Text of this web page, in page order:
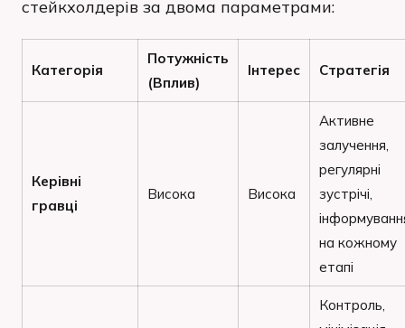
стейкхолдерів за двома параметрами:
Категорія
Потужність
(Вплив)
Інтерес Стратегія
Керівні
гравці
Висока Висока
Активне
залучення,
регулярні
зустрічі,
на кожному
етапі
Контроль,